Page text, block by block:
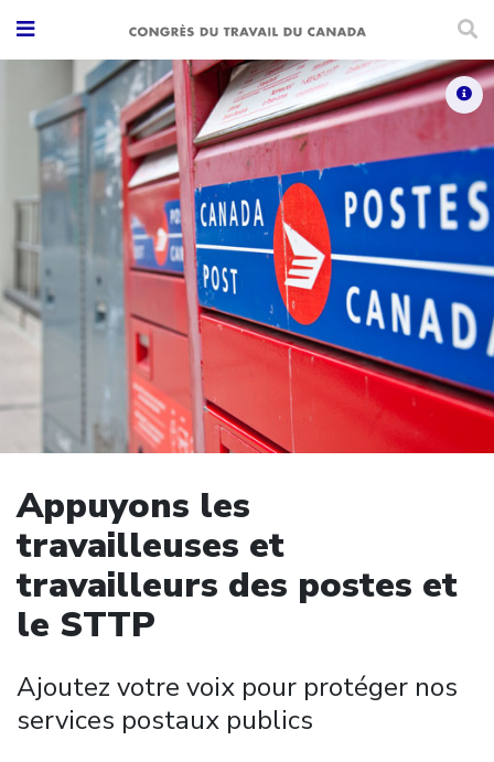
Appuyons les
travailleuses et
travailleurs des postes et
le STTP
Ajoutez votre voix pour protéger nos
services postaux publics